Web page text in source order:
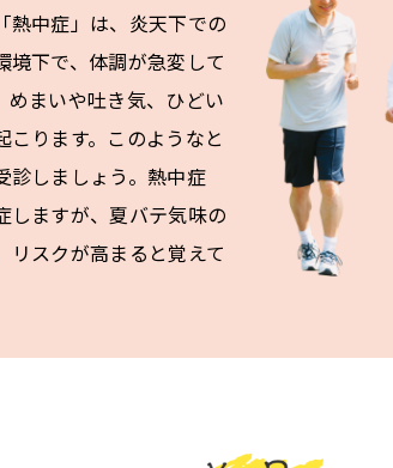
熱中症」は、炎天下での
境下で、体調が急変して
まいや吐き気、ひどい
ります。このようなと
診しましょう。熱中症
しますが、夏バテ気味の
リスクが高まると覚えて